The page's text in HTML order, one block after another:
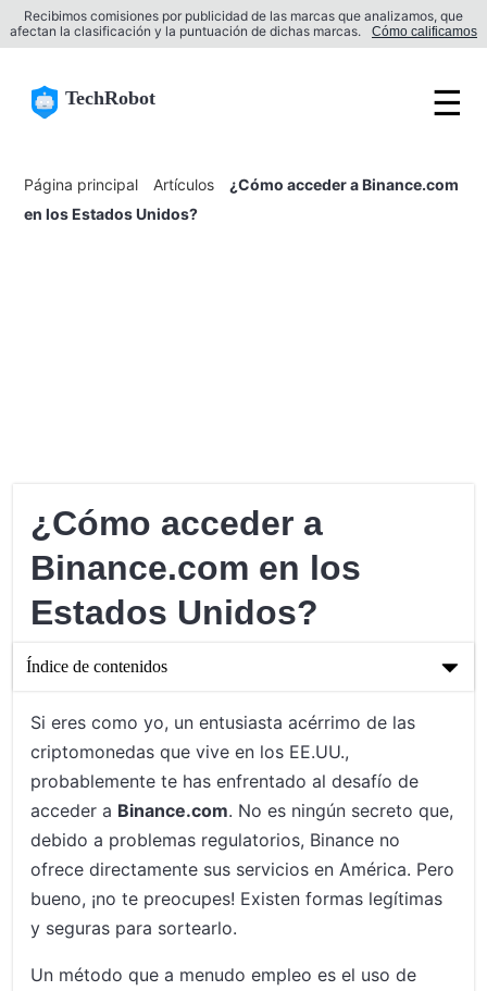
Recibimos comisiones por publicidad de las marcas que analizamos, que
afectan la clasificación y la puntuación de dichas marcas.
Cómo calificamos
TechRobot ☰
Página principal Artículos
¿Cómo acceder a Binance.com
en los Estados Unidos?
¿Cómo acceder a
Binance.com en los
Estados Unidos?
Índice de contenidos
¿Cómo acceder a Binance.com en los Estados Unidos?
Entendiendo las restricciones en Binance.com en los EE.UU.
Métodos probados para acceder a Binance.com desde los EE.
UU.
Conclusión: Navegación y uso de Binance.com en América
Si eres como yo, un entusiasta acérrimo de las
criptomonedas que vive en los EE.UU.,
probablemente te has enfrentado al desafío de
acceder a Binance.com. No es ningún secreto que,
debido a problemas regulatorios, Binance no
ofrece directamente sus servicios en América. Pero
bueno, ¡no te preocupes! Existen formas legítimas
y seguras para sortearlo.
Un método que a menudo empleo es el uso de